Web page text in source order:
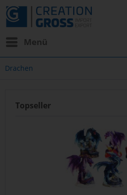
Menü
Drachen
Topseller